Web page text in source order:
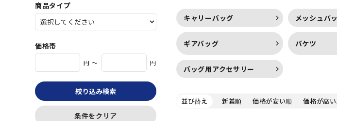
商品タイプ
価格帯
円 ～ 円
絞り込み検索
条件をクリア
キャリーバッグ メッシュバ
ギアバッグ バケツ
バッグ用アクセサリー
並び替え 新着順 価格が安い順 価格が高